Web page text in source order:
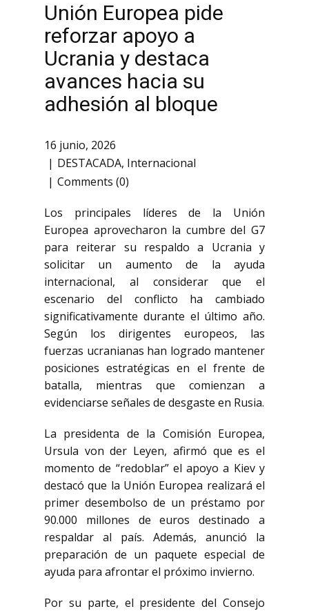
Unión Europea pide
reforzar apoyo a
Ucrania y destaca
avances hacia su
adhesión al bloque
16 junio, 2026
DESTACADA, Internacional
Comments (0)
Los principales líderes de la Unión
Europea aprovecharon la cumbre del G7
para reiterar su respaldo a Ucrania y
solicitar un aumento de la ayuda
internacional, al considerar que el
escenario del conflicto ha cambiado
significativamente durante el último año.
Según los dirigentes europeos, las
fuerzas ucranianas han logrado mantener
posiciones estratégicas en el frente de
batalla, mientras que comienzan a
evidenciarse señales de desgaste en Rusia.
La presidenta de la Comisión Europea,
Ursula von der Leyen, afirmó que es el
momento de “redoblar” el apoyo a Kiev y
destacó que la Unión Europea realizará el
primer desembolso de un préstamo por
90.000 millones de euros destinado a
respaldar al país. Además, anunció la
preparación de un paquete especial de
ayuda para afrontar el próximo invierno.
Por su parte, el presidente del Consejo